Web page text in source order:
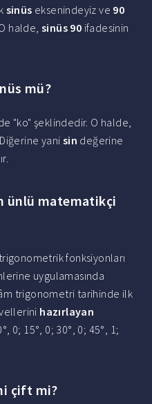
sinüs eksenindeyiz ve 90
halde, sinüs 90 ifadesinin
mü?
"ko" şeklindedir. O halde,
yani sin değerine
ünlü matematikçi
trigonometrik fonksiyonları
uygulamasında
trigonometri tarihinde ilk
hazırlayan
0; 15°, 0; 30°, 0; 45°, 1;
çift mi?